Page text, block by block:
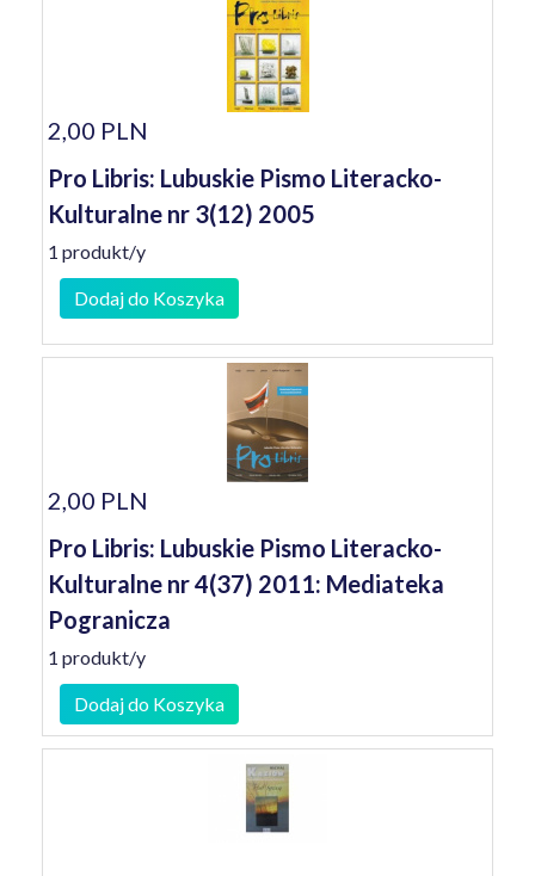
2,00 PLN
Pro Libris: Lubuskie Pismo Literacko-
Kulturalne nr 3(12) 2005
1 produkt/y
Dodaj do Koszyka
2,00 PLN
Pro Libris: Lubuskie Pismo Literacko-
Kulturalne nr 4(37) 2011: Mediateka
Pogranicza
1 produkt/y
Dodaj do Koszyka